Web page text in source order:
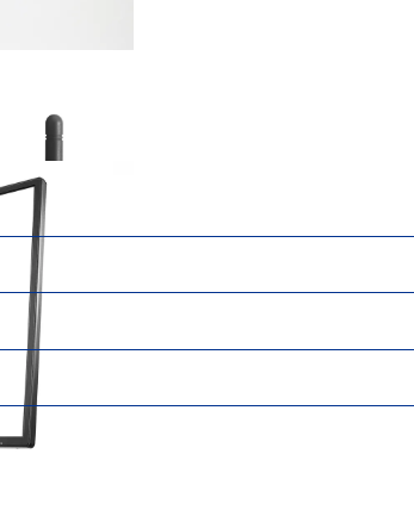
リーボード
ズ」